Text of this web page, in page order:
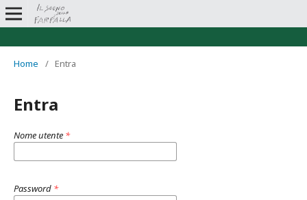
Home / Entra
Entra
Nome utente *
Password *